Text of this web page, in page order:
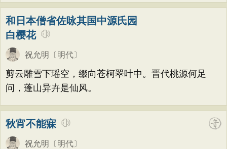
陈子昂
纳兰性德
和日本僧省佐咏其国中源氏园
白樱花
祝允明 〔明代〕
剪云雕雪下瑶空，缀向苍柯翠叶中。晋代桃源何足
问，蓬山异卉是仙风。
秋宵不能寐
祝允明 〔明代〕